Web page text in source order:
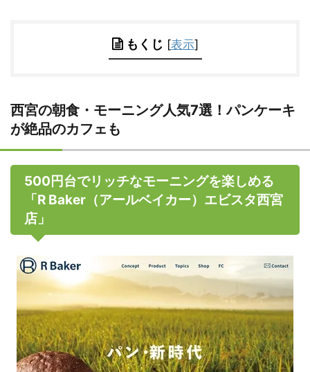
もくじ [表示]
西宮の朝食・モーニング人気7選！パンケーキ
が絶品のカフェも
500円台でリッチなモーニングを楽しめる
「R Baker（アールベイカー）エビスタ西宮
店」